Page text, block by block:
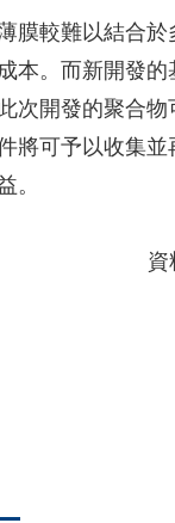
膜較難以結合
本。而新開發
次開發的聚合
將可予以收集